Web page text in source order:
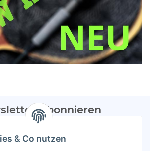
Abonnieren
eurer
zu euren Aktionen per E-Mail zu.
& Co nutzen